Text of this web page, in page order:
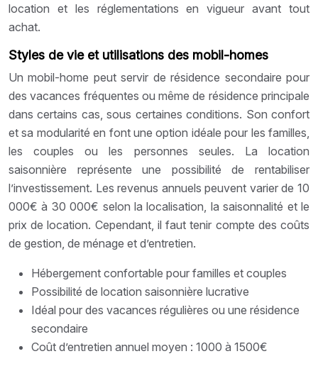
location et les réglementations en vigueur avant tout
achat.
Styles de vie et utilisations des mobil-homes
Un mobil-home peut servir de résidence secondaire pour
des vacances fréquentes ou même de résidence principale
dans certains cas, sous certaines conditions. Son confort
et sa modularité en font une option idéale pour les familles,
les couples ou les personnes seules. La location
saisonnière représente une possibilité de rentabiliser
l’investissement. Les revenus annuels peuvent varier de 10
000€ à 30 000€ selon la localisation, la saisonnalité et le
prix de location. Cependant, il faut tenir compte des coûts
de gestion, de ménage et d’entretien.
Hébergement confortable pour familles et couples
Possibilité de location saisonnière lucrative
Idéal pour des vacances régulières ou une résidence
secondaire
Coût d’entretien annuel moyen : 1000 à 1500€